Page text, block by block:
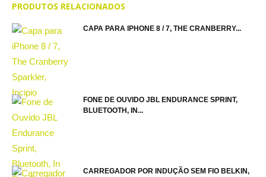
PRODUTOS RELACIONADOS
CAPA PARA IPHONE 8 / 7, THE CRANBERRY...
FONE DE OUVIDO JBL ENDURANCE SPRINT,
BLUETOOTH, IN...
CARREGADOR POR INDUÇÃO SEM FIO BELKIN,